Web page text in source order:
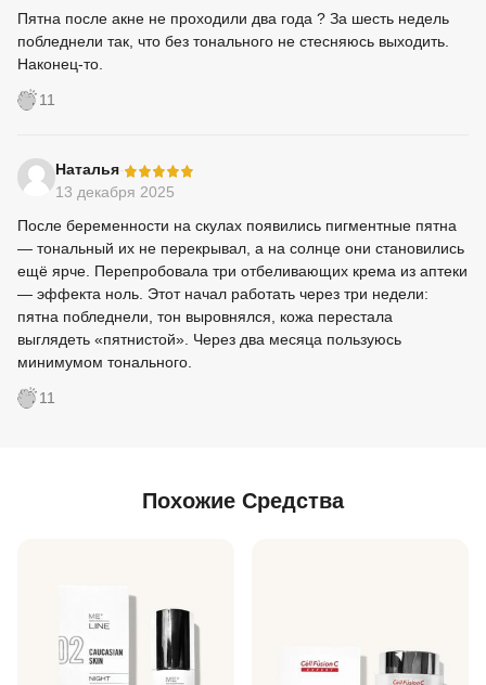
Пятна после акне не проходили два года ? За шесть недель
побледнели так, что без тонального не стесняюсь выходить.
Наконец-то.
11
Наталья
13 декабря 2025
После беременности на скулах появились пигментные пятна
— тональный их не перекрывал, а на солнце они становились
ещё ярче. Перепробовала три отбеливающих крема из аптеки
— эффекта ноль. Этот начал работать через три недели:
пятна побледнели, тон выровнялся, кожа перестала
выглядеть «пятнистой». Через два месяца пользуюсь
минимумом тонального.
11
Похожие Средства